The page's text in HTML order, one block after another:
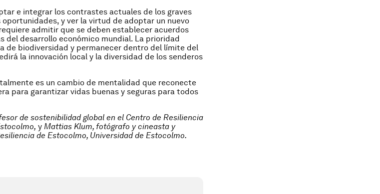
e integrar los contrastes actuales de los graves
oportunidades, y ver la virtud de adoptar un nuevo
admitir que se deben establecer acuerdos
del desarrollo económico mundial. La prioridad
de biodiversidad y permanecer dentro del límite del
la innovación local y la diversidad de los senderos
es un cambio de mentalidad que reconecte
para garantizar vidas buenas y seguras para todos
de sostenibilidad global en el Centro de Resiliencia
y Mattias Klum, fotógrafo y cineasta y
de Estocolmo, Universidad de Estocolmo.